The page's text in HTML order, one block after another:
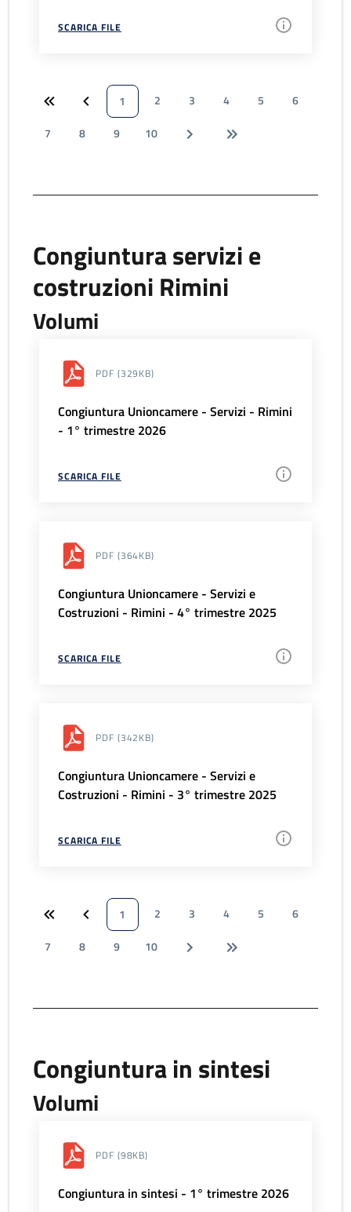
SCARICA FILE
1 2 3 4 5
6
7
8 9 10
Congiuntura servizi e
costruzioni Rimini
Volumi
PDF (329KB)
Congiuntura Unioncamere - Servizi - Rimini
- 1° trimestre 2026
SCARICA FILE
PDF (364KB)
Congiuntura Unioncamere - Servizi e
Costruzioni - Rimini - 4° trimestre 2025
SCARICA FILE
PDF (342KB)
Congiuntura Unioncamere - Servizi e
Costruzioni - Rimini - 3° trimestre 2025
SCARICA FILE
1 2 3 4 5
6
7
8 9 10
Congiuntura in sintesi
Volumi
PDF (98KB)
Congiuntura in sintesi - 1° trimestre 2026